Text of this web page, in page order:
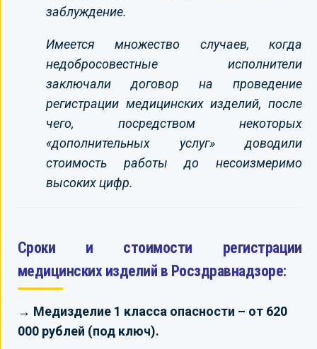
заблуждение.
Имеется множество случаев, когда
недобросовестные исполнители
заключали договор на проведение
регистрации медицинских изделий, после
чего, посредством некоторых
«дополнительных услуг» доводили
стоимость работы до несоизмеримо
высоких цифр.
Сроки и стоимости регистрации
медицинских изделий в Росздравнадзоре:
→ Медизделие 1 класса опасности – от 620
000 рублей (под ключ).